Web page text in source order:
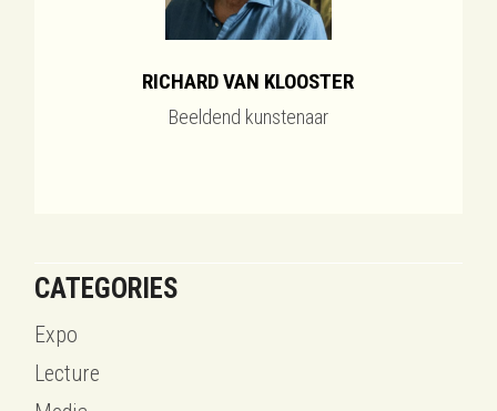
RICHARD VAN KLOOSTER
Beeldend kunstenaar
CATEGORIES
Expo
Lecture